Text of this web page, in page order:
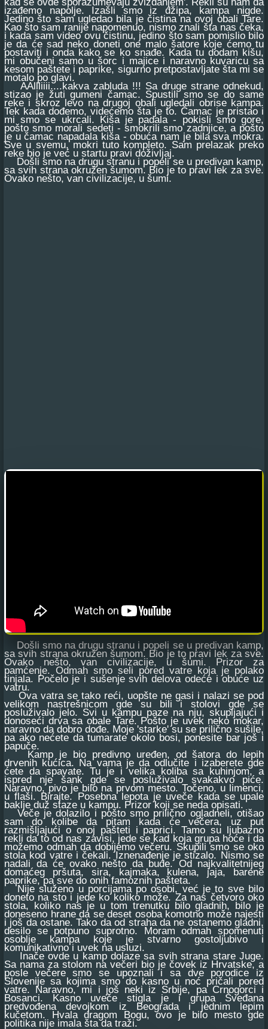
izađemo napolje. Izašli smo iz džipa, kampa nigde.
Jedino što sam ugledao bila je čistina na ovoj obali Tare.
Kao što sam ranije napomenuo, nismo znali šta nas čeka,
i kada sam video ovu čistinu, jedino što sam pomislio bilo
je da će sad neko doneti one malo šatore koje ćemo tu
postaviti i onda kako se ko snađe. Kada tu dodam kišu,
mi obučeni samo u šorc i majice i naravno kuvaricu sa
kesom paštete i paprike, sigurno pretpostavljate šta mi se
motalo po glavi.
AAllliiii....kakva zabluda !!! Sa druge strane odnekud,
stizao je žuti gumeni čamac. Spustili smo se do same
reke i skroz levo na drugoj obali ugledali obrise kampa.
Tek kada dođemo, videćemo šta je to. Čamac je pristao i
mi smo se ukrcali. Kiša je padala - pokisli smo gore,
pošto smo morali sedeti - smokrili smo zadnjice, a pošto
je u čamac napadala kiša - obuća nam je bila sva mokra.
Sve u svemu, mokri tuto kompleto. Sam prelazak preko
reke bio je već u startu pravi doživljaj.
Došli smo na drugu stranu i popeli se u predivan kamp,
sa svih strana okružen šumom. Bio je to pravi lek za sve.
Ovako nešto, van civilizacije, u šumi.
Došli smo na drugu stranu i popeli se u predivan kamp,
sa svih strana okružen šumom. Bio je to pravi lek za sve.
Ovako nešto, van civilizacije, u šumi. Prizor za
pamćenje. Odmah smo seli pored vatre koja je polako
tinjala. Počelo je i sušenje svih delova odeće i obuće uz
vatru.
Ova vatra se tako reći, uopšte ne gasi i nalazi se pod
velikom nastrešnicom gde su bili i stolovi gde se
posluživalo jelo. Svi u kampu paze na nju, skupljajući i
donoseći drva sa obale Tare. Pošto je uvek neko mokar,
naravno da dobro dođe. Moje 'starke' su se prilično sušile,
pa ako nećete da tumarate okolo bosi, ponesite bar još i
papuče.
Kamp je bio predivno uređen, od šatora do lepih
drvenih kućica. Na vama je da odlučite i izaberete gde
ćete da spavate. Tu je i velika koliba sa kuhinjom, a
ispred nje šank gde se posluživalo svakakvo piće.
Naravno, pivo je bilo na prvom mesto. Točeno, u limenci,
u flaši. Birajte. Posebna lepota je uveče kada se upale
baklje duž staze u kampu. Prizor koji se neda opisati.
Veče je dolazilo i pošto smo prilično ogladneli, otišao
sam do kolibe da pitam kada će večera, uz put
razmišljajući o onoj pašteti i paprici. Tamo su ljubazno
rekli da to od nas zavisi, jede se kad koja grupa hoće i da
možemo odmah da dobijemo večeru. Skupili smo se oko
stola kod vatre i čekali. Iznenađenje je stizalo. Nismo se
nadali da će ovako nešto da bude. Od najkvalitetnijeg
domaćeg pršuta, sira, kajmaka, kulena, jaja, barene
paprike, pa sve do onih famoznih pašteta.
Nije služeno u porcijama po osobi, već je to sve bilo
doneto na sto i jede ko koliko može. Za nas četvoro oko
stola, koliko nas je u tom trenutku bilo gladnih, bilo je
doneseno hrane da se deset osoba komotno može najesti
i još da ostane. Tako da od straha da ne ostanemo gladni,
desilo se potpuno suprotno. Moram odmah spomenuti
osoblje kampa koje je stvarno gostoljubivo i
komunikativno i uvek na usluzi.
Inače ovde u kamp dolaze sa svih strana stare Juge.
Sa nama za stolom na večeri bio je čovek iz Hrvatske, a
posle večere smo se upoznali i sa dve porodice iz
Slovenije sa kojima smo do kasno u noć pričali pored
vatre. Naravno, mi i još neki iz Srbije, pa Crnogorci i
Bosanci. Kasno uveče stigla je i grupa Šveđana
predvođena devojkom iz Beograda i jednim lepim
kučetom. Hvala dragom Bogu, ovo je bilo mesto gde
politika nije imala šta da traži.